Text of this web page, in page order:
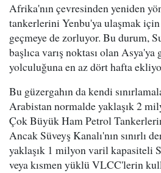
Afrika'nın çevresinden yeniden
tankerlerini Yenbu'ya ulaşmak için
geçmeye de zorluyor. Bu durum,
başlıca varış noktası olan
yolculuğuna en az dört hafta
Bu güzergahın da kendi
Arabistan normalde yaklaşık 2
Çok Büyük Ham Petrol
Ancak Süveyş Kanalı'nın sınırlı
yaklaşık 1 milyon varil kapasiteli
veya kısmen yüklü VLCC'lerin